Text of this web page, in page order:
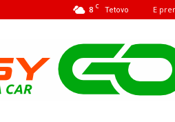
8 C Tetovo E